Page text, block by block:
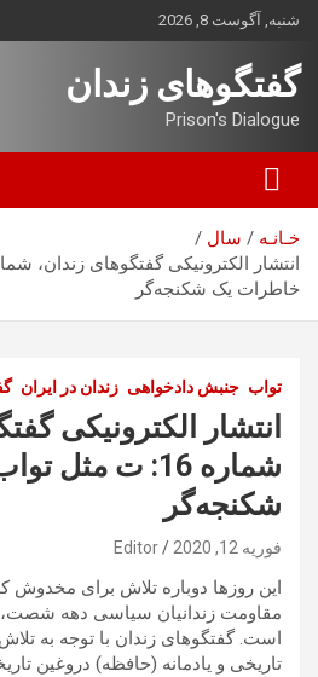
بروید
شنبه, آگوست 8, 2026
گفتگوهای زندان
Prison's Dialogue
خـانـه
سال
خاطرات یک شکنجه‌گر
تواب جنبش دادخواهی زندان در ایران
انتشار الکترونیکی
شماره 16: ت
شکنجه‌گر
فوریه 12, 2020 Editor
این روزها دوباره تلاش برای مخدوش
مقاومت زندانیان سیاسی دهه
است. گفتگوهای زندان با توجه به
تاریخی و یادمانه (حافظه) دروغین